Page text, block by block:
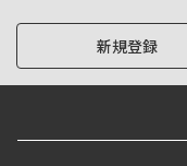
新規登録